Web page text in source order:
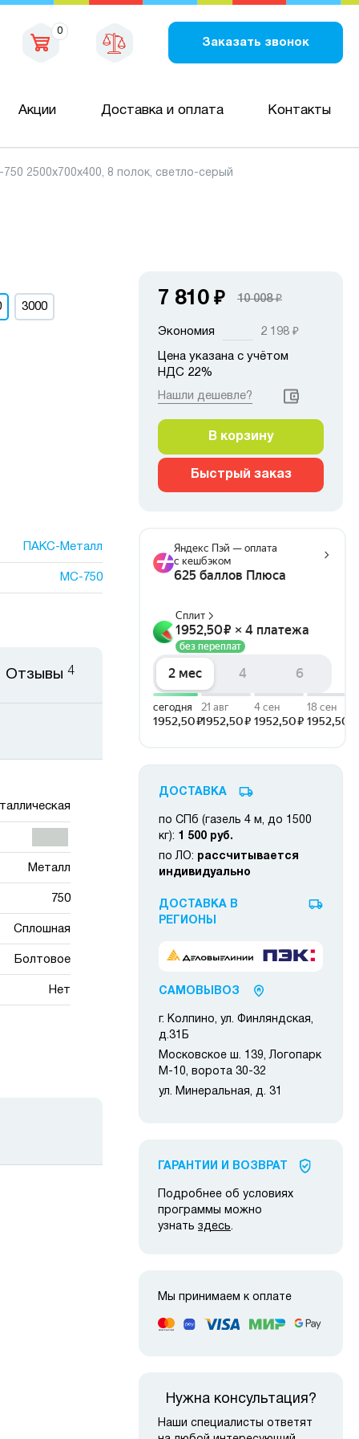
0
Заказать звонок
Акции Доставка и оплата Контакты
2500х700х400, 8 полок, светло-серый
3000
ПАКС-Металл
МС-750
Металл
750
Сплошная
Болтовое
Нет
Отзывы 4
7 810 ₽ 10 008₽
Экономия 2 198 ₽
Цена указана с учётом
НДС 22%
Нашли дешевле?
В корзину
Быстрый заказ
ДОСТАВКА
по СПб (газель 4 м, до 1500
кг): 1 500 руб.
по ЛО: рассчитывается
индивидуально
ДОСТАВКА В
РЕГИОНЫ
САМОВЫВОЗ
г. Колпино, ул. Финляндская,
д.31Б
Московское ш. 139, Логопарк
М-10, ворота 30-32
ул. Минеральная, д. 31
ГАРАНТИИ И ВОЗВРАТ
Подробнее об условиях
программы можно
узнать здесь.
Мы принимаем к оплате
Нужна консультация?
Наши специалисты ответят